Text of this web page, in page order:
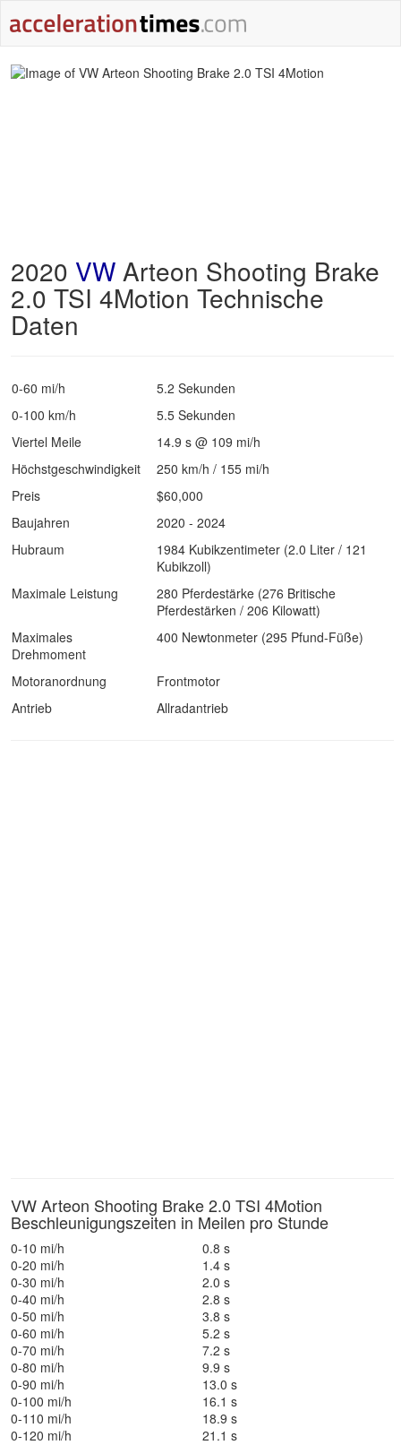
2020 VW Arteon Shooting Brake
2.0 TSI 4Motion Technische
Daten
0-60 mi/h
5.2 Sekunden
0-100 km/h
5.5 Sekunden
Viertel Meile
14.9 s @ 109 mi/h
Höchstgeschwindigkeit
250 km/h / 155 mi/h
Preis
$60,000
Baujahren
2020 - 2024
Hubraum
1984 Kubikzentimeter (2.0 Liter / 121
Kubikzoll)
Maximale Leistung
280 Pferdestärke (276 Britische
Pferdestärken / 206 Kilowatt)
Maximales
Drehmoment
400 Newtonmeter (295 Pfund-Füße)
Motoranordnung
Frontmotor
Antrieb
Allradantrieb
VW Arteon Shooting Brake 2.0 TSI 4Motion
Beschleunigungszeiten in Meilen pro Stunde
0-10 mi/h
0.8 s
0-20 mi/h
1.4 s
0-30 mi/h
2.0 s
0-40 mi/h
2.8 s
0-50 mi/h
3.8 s
0-60 mi/h
5.2 s
0-70 mi/h
7.2 s
0-80 mi/h
9.9 s
0-90 mi/h
13.0 s
0-100 mi/h
16.1 s
0-110 mi/h
18.9 s
0-120 mi/h
21.1 s